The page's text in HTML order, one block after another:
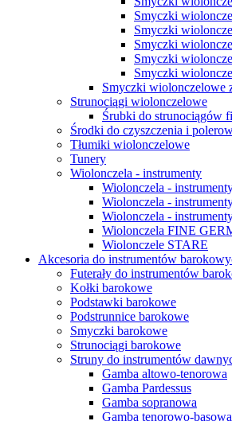
Smyczki
Smyczki
Smyczki
Smyczki
Smyczki
Smyczki wiolonczelowe
Strunociągi wiolonczelowe
Śrubki do strunociągów
Środki do czyszczenia i
Tłumiki wiolonczelowe
Tunery
Wiolonczela - instrumenty
Wiolonczela -
Wiolonczela -
Wiolonczela -
Wiolonczela FINE
Wiolonczele STARE
Akcesoria do instrumentów
Futerały do instrumentów
Kołki barokowe
Podstawki barokowe
Podstrunnice barokowe
Smyczki barokowe
Strunociągi barokowe
Struny do instrumentów
Gamba altowo-tenorowa
Gamba Pardessus
Gamba sopranowa
Gamba tenorowo-basowa